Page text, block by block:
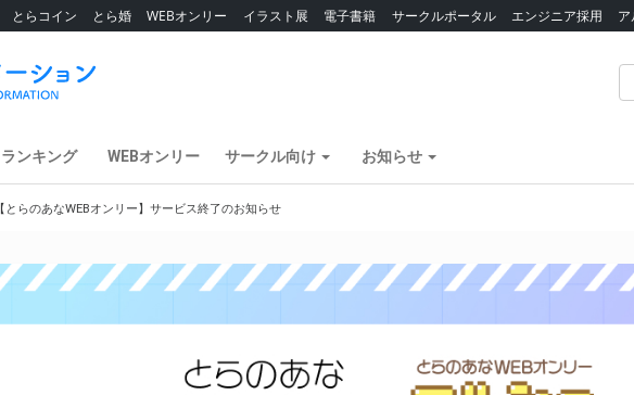
とらコイン とら婚 WEBオンリー イラスト展 電子書籍 サークルポータル エンジニア採用
ランキング WEBオンリー サークル向け お知らせ
【とらのあなWEBオンリー】サービス終了のお知らせ